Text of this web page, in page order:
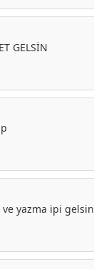
GELSİN
yazma ipi gelsin